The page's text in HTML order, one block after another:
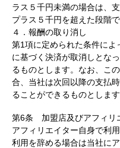
ラス５千円未満の場合は、
プラス５千円を超えた段階
４．報酬の取り消し
第1項に定められた条件に
に基づく決済が取消しとな
るものとします。なお、こ
合、当社は次回以降の支払
ることができるものとします
第6条 加盟店及びアフィリ
アフィリエイター自身で利
利用を辞める場合は当社に